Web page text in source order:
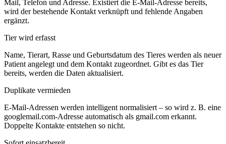
Mail, Telefon und Adresse. Existiert die E-Mail-Adresse bereits,
wird der bestehende Kontakt verknüpft und fehlende Angaben
ergänzt.
Tier wird erfasst
Name, Tierart, Rasse und Geburtsdatum des Tieres werden als neuer
Patient angelegt und dem Kontakt zugeordnet. Gibt es das Tier
bereits, werden die Daten aktualisiert.
Duplikate vermieden
E-Mail-Adressen werden intelligent normalisiert – so wird z. B. eine
googlemail.com-Adresse automatisch als gmail.com erkannt.
Doppelte Kontakte entstehen so nicht.